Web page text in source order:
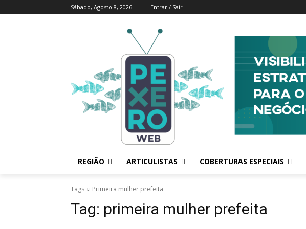
Sábado, Agosto 8, 2026 Entrar / Sair
REGIÃO ARTICULISTAS COBERTURAS ESPECIAIS
Tags Primeira mulher prefeita
Tag: primeira mulher prefeita